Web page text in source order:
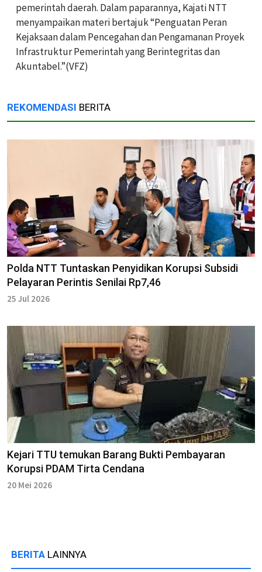
pemerintah daerah. Dalam paparannya, Kajati NTT
menyampaikan materi bertajuk “Penguatan Peran
Kejaksaan dalam Pencegahan dan Pengamanan Proyek
Infrastruktur Pemerintah yang Berintegritas dan
Akuntabel.”(VFZ)
REKOMENDASI BERITA
Polda NTT Tuntaskan Penyidikan Korupsi Subsidi
Pelayaran Perintis Senilai Rp7,46
25 Jul 2026
Kejari TTU temukan Barang Bukti Pembayaran
Korupsi PDAM Tirta Cendana
20 Mei 2026
BERITA LAINNYA